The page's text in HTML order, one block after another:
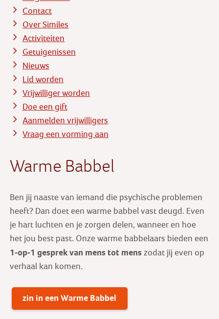
Contact
Over Similes
Activiteiten
Getuigenissen
Nieuws
Lid worden
Vrijwilliger worden
Doe een gift
Aanmelden vrijwilligers
Vraag een vorming aan
Warme Babbel
Ben jij naaste van iemand die psychische problemen
heeft? Dan doet een warme babbel vast deugd. Even
je hart luchten en je zorgen delen, wanneer en hoe
het jou best past. Onze warme babbelaars bieden een
1-op-1 gesprek van mens tot mens zodat jij even op
verhaal kan komen.
zin in een Warme Babbel